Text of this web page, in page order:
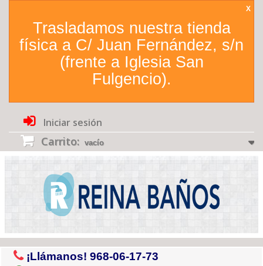
Trasladamos nuestra tienda
física a C/ Juan Fernández, s/n
(frente a Iglesia San
Fulgencio).
X
Iniciar sesión
Carrito: vacío
¡Llámanos! 968-06-17-73